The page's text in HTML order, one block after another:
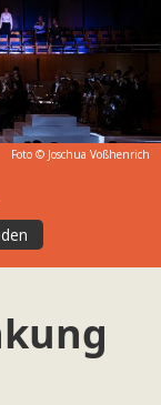
Foto © Joschua Voßhenrich